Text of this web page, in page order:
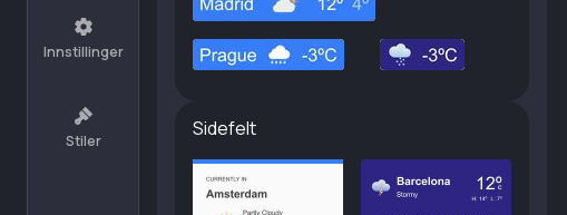
Innstillinger
Stiler
Sidefelt